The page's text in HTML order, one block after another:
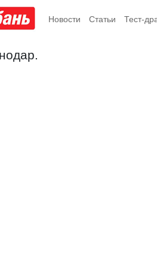
Новости Статьи Тест-